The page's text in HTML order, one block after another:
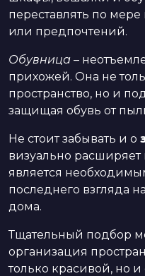
переставлять по
или предпочтений.
Обувница –
прихожей. Она не
пространство, но и
защищая обувь от
Не стоит забывать и о
визуально расширяет
является
последнего взгляда
дома.
Тщательный подбор
организация
только красивой, но